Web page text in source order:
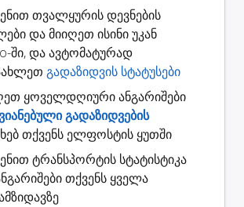
თვალყურის დევნების
და მიიღეთ ისინი უკან
ში, და ავტომატურად
გადაზიდვის სტატუსები
ყოველდღიური ანგარიშები
გადაზიდვების
თქვენს ელფოსტის ყუთში
ტრანსპორტის სტატისტიკა
თქვენს ყველა